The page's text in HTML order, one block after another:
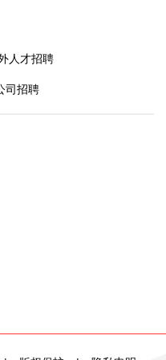
人才招聘
司招聘